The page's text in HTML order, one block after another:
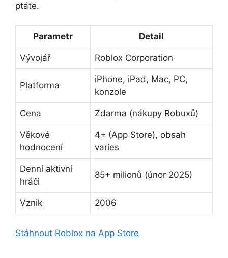
ptáte.
Parametr Detail
Vývojář Roblox Corporation
Platforma
iPhone, iPad, Mac, PC,
konzole
Cena Zdarma (nákupy Robuxů)
Věkové
hodnocení
4+ (App Store), obsah
varies
Denní aktivní
hráči
85+ milionů (únor 2025)
Vznik 2006
Stáhnout Roblox na App Store